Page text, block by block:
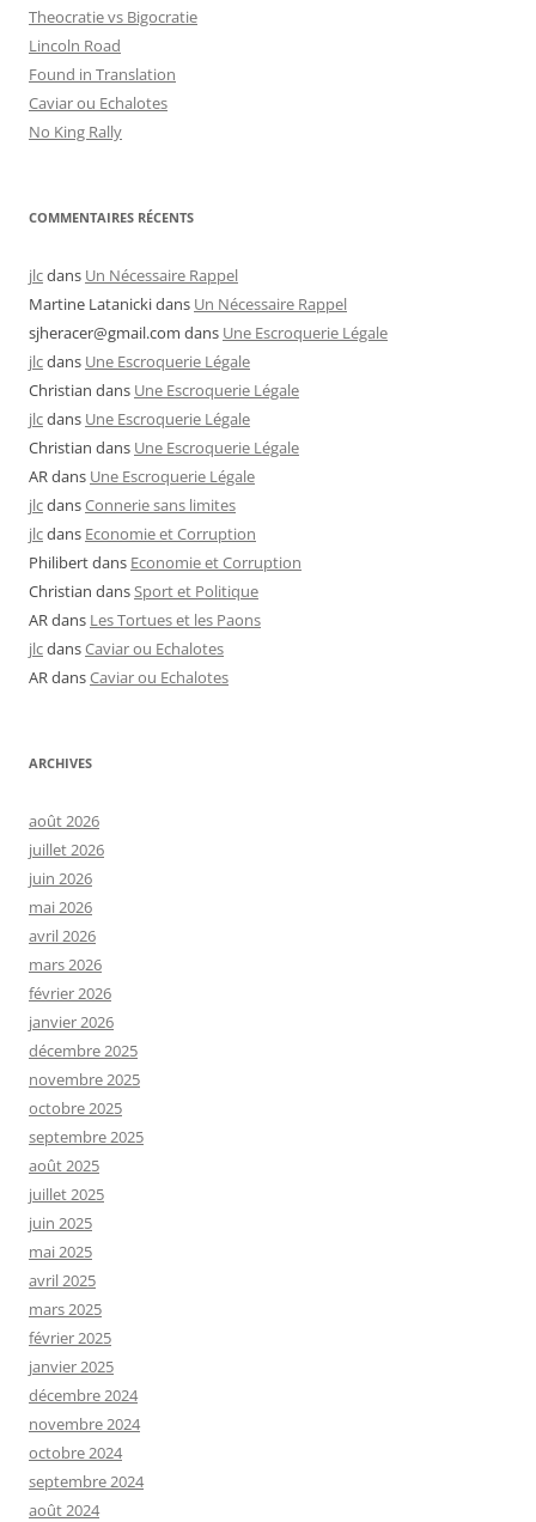
Theocratie vs Bigocratie
Lincoln Road
Found in Translation
Caviar ou Echalotes
No King Rally
COMMENTAIRES RÉCENTS
jlcdans Un Nécessaire Rappel
Martine Latanickidans Un Nécessaire Rappel
sjheracer@gmail.com dans Une Escroquerie Légale
jlcdans Une Escroquerie Légale
Christian dans Une Escroquerie Légale
jlcdans Une Escroquerie Légale
Christian dans Une Escroquerie Légale
ARdans Une Escroquerie Légale
jlcdansConnerie sans limites
jlcdans Economie et Corruption
Philibertdans Economie et Corruption
Christian dansSport et Politique
ARdans Les Tortues et les Paons
jlcdansCaviar ou Echalotes
ARdansCaviar ou Echalotes
ARCHIVES
août 2026
juillet 2026
juin 2026
mai 2026
avril 2026
mars 2026
février 2026
janvier 2026
décembre 2025
novembre 2025
octobre 2025
septembre 2025
août 2025
juillet 2025
juin 2025
mai 2025
avril 2025
mars 2025
février 2025
janvier 2025
décembre 2024
novembre 2024
octobre 2024
septembre 2024
août 2024